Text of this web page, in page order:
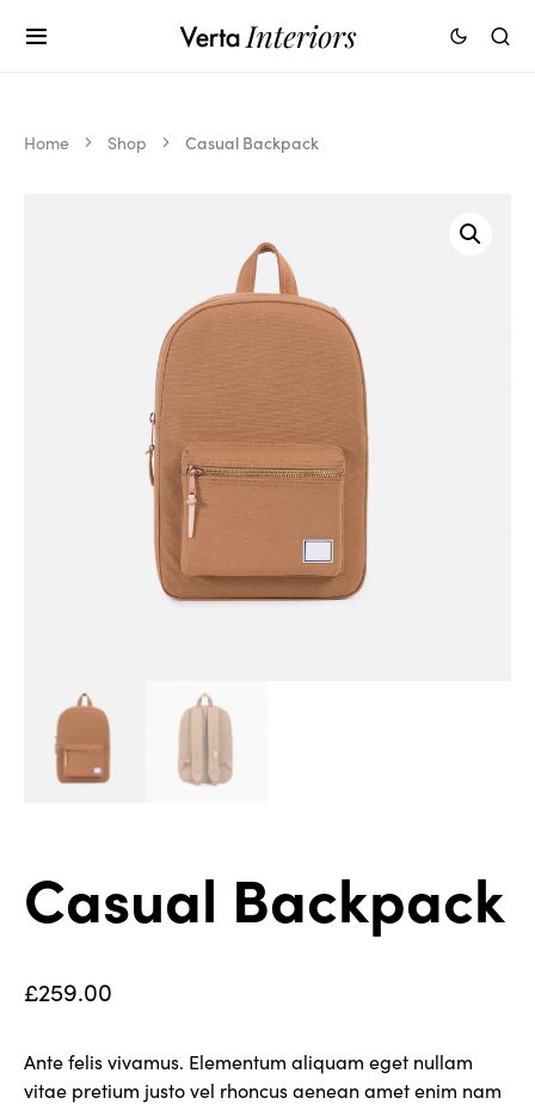
Home Shop Casual Backpack
Casual Backpack
£259.00
Ante felis vivamus. Elementum aliquam eget nullam
vitae pretium justo vel rhoncus aenean amet enim nam